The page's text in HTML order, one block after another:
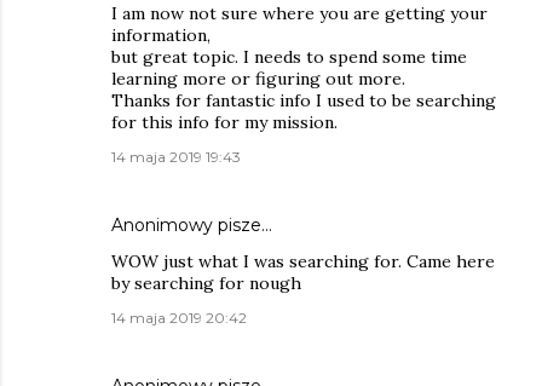
I am now not sure where you are getting your
information,
but great topic. I needs to spend some time
learning more or figuring out more.
Thanks for fantastic info I used to be searching
for this info for my mission.
14 maja 2019 19:43
Anonimowy pisze…
WOW just what I was searching for. Came here
by searching for nough
14 maja 2019 20:42